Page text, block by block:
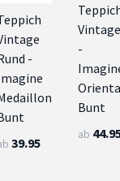
-
39.95
Vintage
-
Bunt
ab